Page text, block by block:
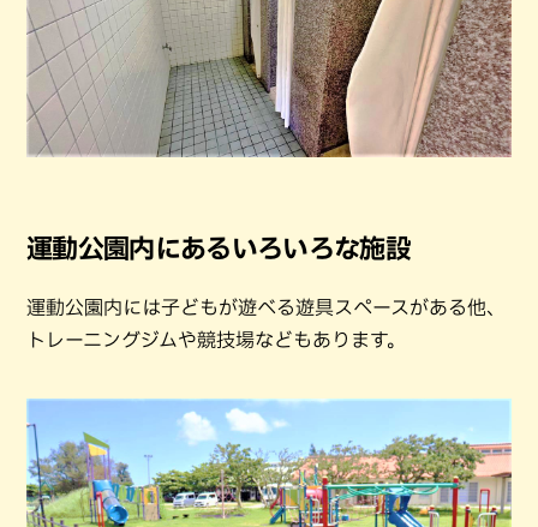
運動公園内にあるいろいろな施設
運動公園内には子どもが遊べる遊具スペースがある他、
トレーニングジムや競技場などもあります。